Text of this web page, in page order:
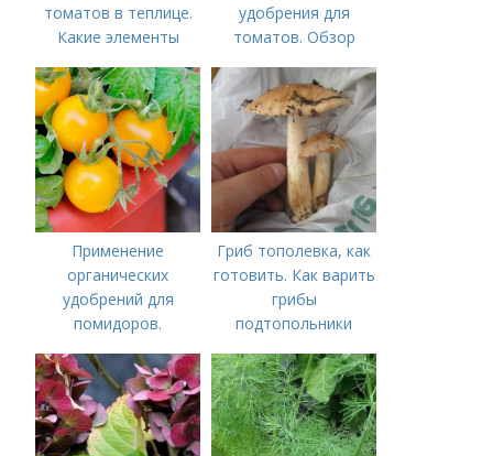
томатов в теплице.
Какие элементы
особенности их
внесения
удобрения для
томатов. Обзор
удобрений для
томатов: правила
внесения в почву
Применение
органических
удобрений для
помидоров.
удобрения для
томатов
Гриб тополевка, как
готовить. Как варить
грибы
подтопольники